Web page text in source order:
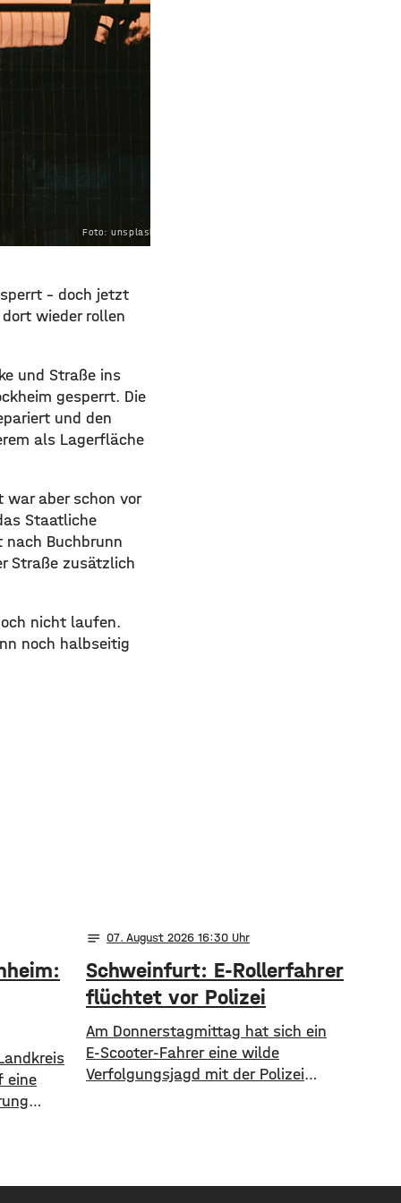
Foto: unsplash.com
– doch jetzt
wieder rollen
und Straße ins
gesperrt. Die
und den
als Lagerfläche
aber schon vor
Staatliche
Buchbrunn
Straße zusätzlich
nicht laufen.
noch halbseitig
eine
Bauamt
notes 07. August 2026 16:30
Schweinfurt: E-Rollerfahrer
flüchtet vor Polizei
Am Donnerstagmittag hat sich ein
E-Scooter-Fahrer eine wilde
Verfolgungsjagd mit der Polizei
Geschwindigkeit fuhr er in Richtung